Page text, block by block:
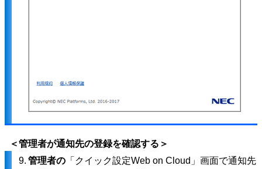
＜管理者が通知先の登録を確認する＞
9. 管理者の 「クイック設定Web on Cloud」画面で通知先